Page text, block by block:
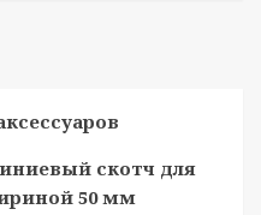
скотч для
50 мм